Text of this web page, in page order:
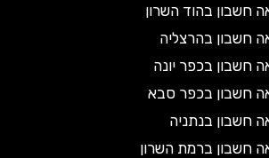
בהוד השרון
בהרצליה
בכפר יונה
בכפר סבא
בנתניה
ברמת השרון